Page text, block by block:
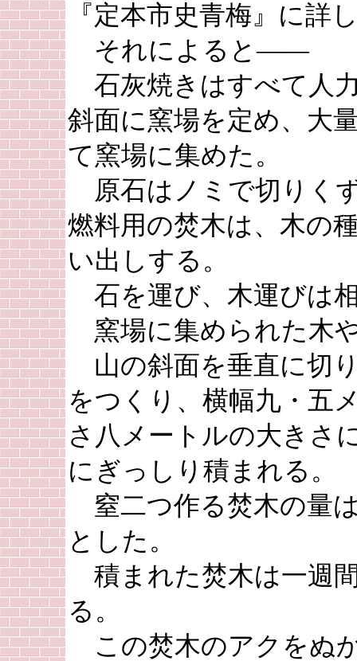
『定本市史青梅』に詳
それによると――
石灰焼きはすべて人
斜面に窯場を定め、大
て窯場に集めた。
原石はノミで切りく
燃料用の焚木は、木の
い出しする。
石を運び、木運びは
窯場に集められた木
山の斜面を垂直に切
をつくり、横幅九・五
さ八メートルの大きさ
にぎっしり積まれる。
窒二つ作る焚木の量
とした。
積まれた焚木は一週
る。
この焚木のアクをぬ